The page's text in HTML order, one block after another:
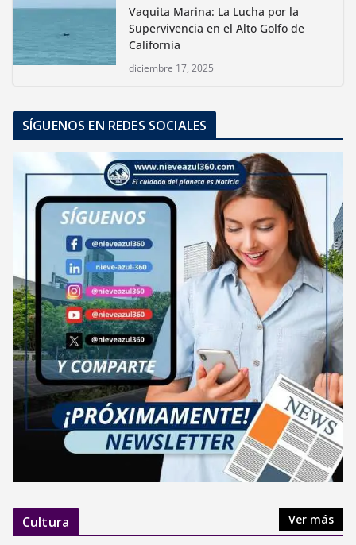
Vaquita Marina: La Lucha por la
Supervivencia en el Alto Golfo de
California
diciembre 17, 2025
SÍGUENOS EN REDES SOCIALES
Cultura Ver más